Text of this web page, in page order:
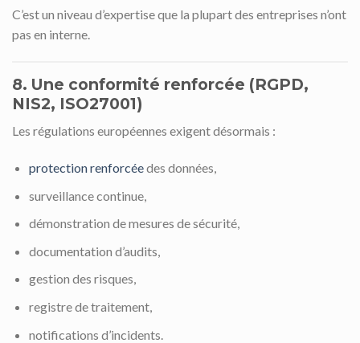
C’est un niveau d’expertise que la plupart des entreprises n’ont
pas en interne.
8. Une conformité renforcée (RGPD,
NIS2, ISO27001)
Les régulations européennes exigent désormais :
protection renforcéedes données,
surveillance continue,
démonstration de mesures de sécurité,
documentation d’audits,
gestion des risques,
registre de traitement,
notifications d’incidents.